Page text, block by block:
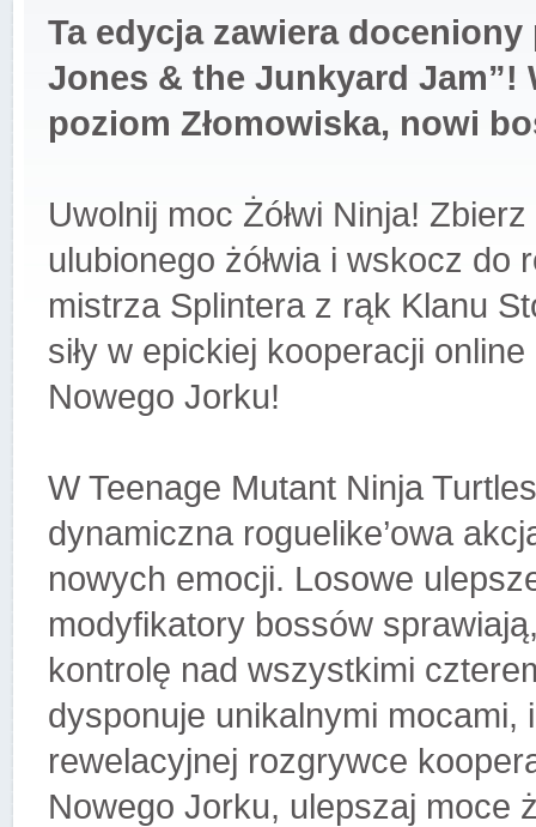
Ta edycja zawiera
Jones & the Junkyard Jam”!
poziom Złomowiska, nowi
Uwolnij moc Żółwi Ninja!
ulubionego żółwia i wskocz do
mistrza Splintera z rąk Klanu
siły w epickiej kooperacji
Nowego Jorku!
W Teenage Mutant Ninja
dynamiczna roguelike’owa
nowych emocji. Losowe
modyfikatory bossów
kontrolę nad wszystkimi
dysponuje unikalnymi mocami, i
rewelacyjnej rozgrywce
Nowego Jorku, ulepszaj moce